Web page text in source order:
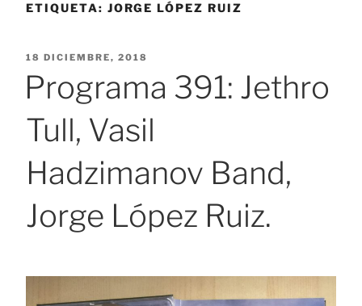
ETIQUETA: JORGE LÓPEZ RUIZ
PUBLICADO
18 DICIEMBRE, 2018
Programa 391: Jethro
Tull, Vasil
Hadzimanov Band,
Jorge López Ruiz.